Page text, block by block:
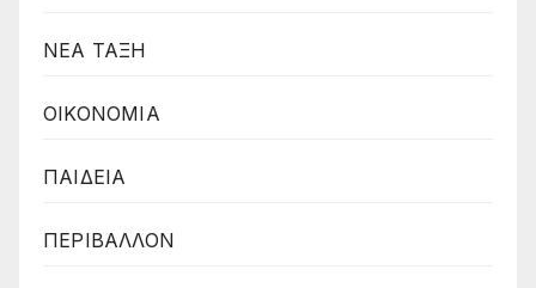
ΝΕΑ ΤΑΞΗ
ΟΙΚΟΝΟΜΙΑ
ΠΑΙΔΕΙΑ
ΠΕΡΙΒΑΛΛΟΝ